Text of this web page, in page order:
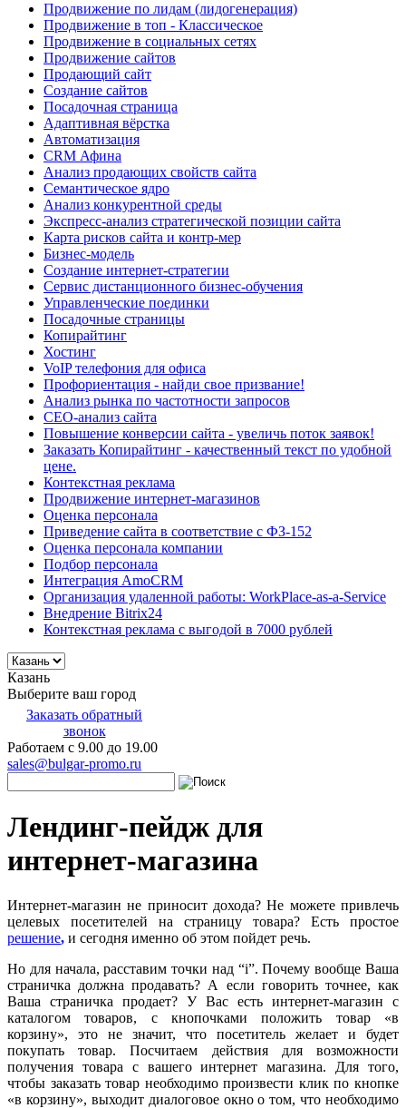
Продвижение по лидам (лидогенерация)
Продвижение в топ - Классическое
Продвижение в социальных сетях
Продвижение сайтов
Продающий сайт
Создание сайтов
Посадочная страница
Адаптивная вёрстка
Автоматизация
CRM Афина
Анализ продающих свойств сайта
Семантическое ядро
Анализ конкурентной среды
Экспресс-анализ стратегической позиции сайта
Карта рисков сайта и контр-мер
Бизнес-модель
Создание интернет-стратегии
Сервис дистанционного бизнес-обучения
Управленческие поединки
Посадочные страницы
Копирайтинг
Хостинг
VoIP телефония для офиса
Профориентация - найди свое призвание!
Анализ рынка по частотности запросов
СЕО-анализ сайта
Повышение конверсии сайта - увеличь поток заявок!
Заказать Копирайтинг - качественный текст по удобной
цене.
Контекстная реклама
Продвижение интернет-магазинов
Оценка персонала
Приведение сайта в соответствие с ФЗ-152
Оценка персонала компании
Подбор персонала
Интеграция AmoCRM
Организация удаленной работы: WorkPlace-as-a-Service
Внедрение Bitrix24
Контекстная реклама с выгодой в 7000 рублей
Казань
Выберите ваш город
Заказать обратный
звонок
Работаем с 9.00 до 19.00
sales@bulgar-promo.ru
Лендинг-пейдж для
интернет-магазина
Интернет-магазин не приносит дохода? Не можете привлечь
целевых посетителей на страницу товара? Есть простое
решение, и сегодня именно об этом пойдет речь.
Но для начала, расставим точки над “i”. Почему вообще Ваша
страничка должна продавать? А если говорить точнее, как
Ваша страничка продает? У Вас есть интернет-магазин с
каталогом товаров, с кнопочками положить товар «в
корзину», это не значит, что посетитель желает и будет
покупать товар. Посчитаем действия для возможности
получения товара с вашего интернет магазина. Для того,
чтобы заказать товар необходимо произвести клик по кнопке
«в корзину», выходит диалоговое окно о том, что необходимо